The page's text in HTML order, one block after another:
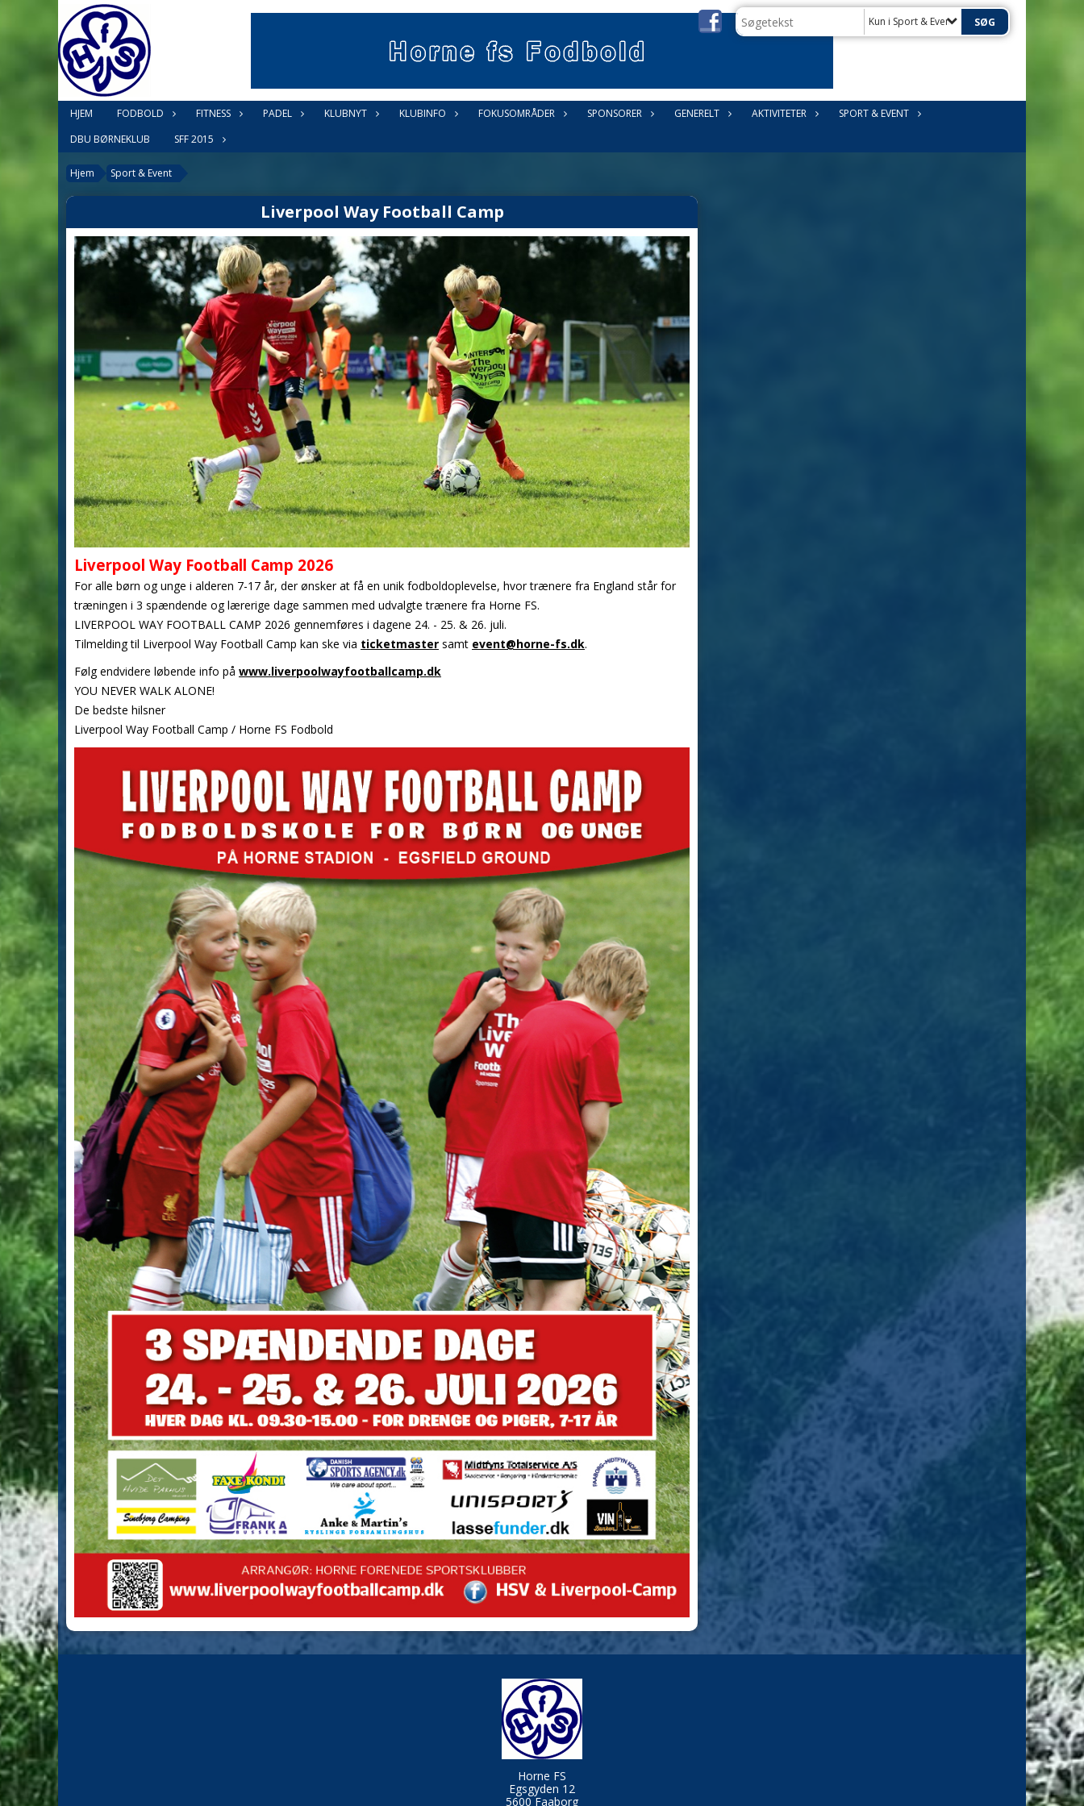
Kun i Sport & Event
HJEM FODBOLD FITNESS PADEL KLUBNYT KLUBINFO FOKUSOMRÅDER SPONSORER GENERELT AKTIVITETER
SPORT & EVENT
DBU BØRNEKLUB
SFF 2015
Hjem Sport & Event
Liverpool Way Football Camp
Liverpool Way Football Camp 2026
For alle børn og unge i alderen 7-17 år, der ønsker at få en unik fodboldoplevelse, hvor trænere fra England står for
træningen i 3 spændende og lærerige dage sammen med udvalgte trænere fra Horne FS.
LIVERPOOL WAY FOOTBALL CAMP 2026 gennemføres i dagene 24. - 25. & 26. juli.
Tilmelding til Liverpool Way Football Camp kan ske via ticketmaster samt event@horne-fs.dk.
Følg endvidere løbende info på www.liverpoolwayfootballcamp.dk
YOU NEVER WALK ALONE!
De bedste hilsner
Liverpool Way Football Camp / Horne FS Fodbold
Horne FS
Egsgyden 12
5600 Faaborg